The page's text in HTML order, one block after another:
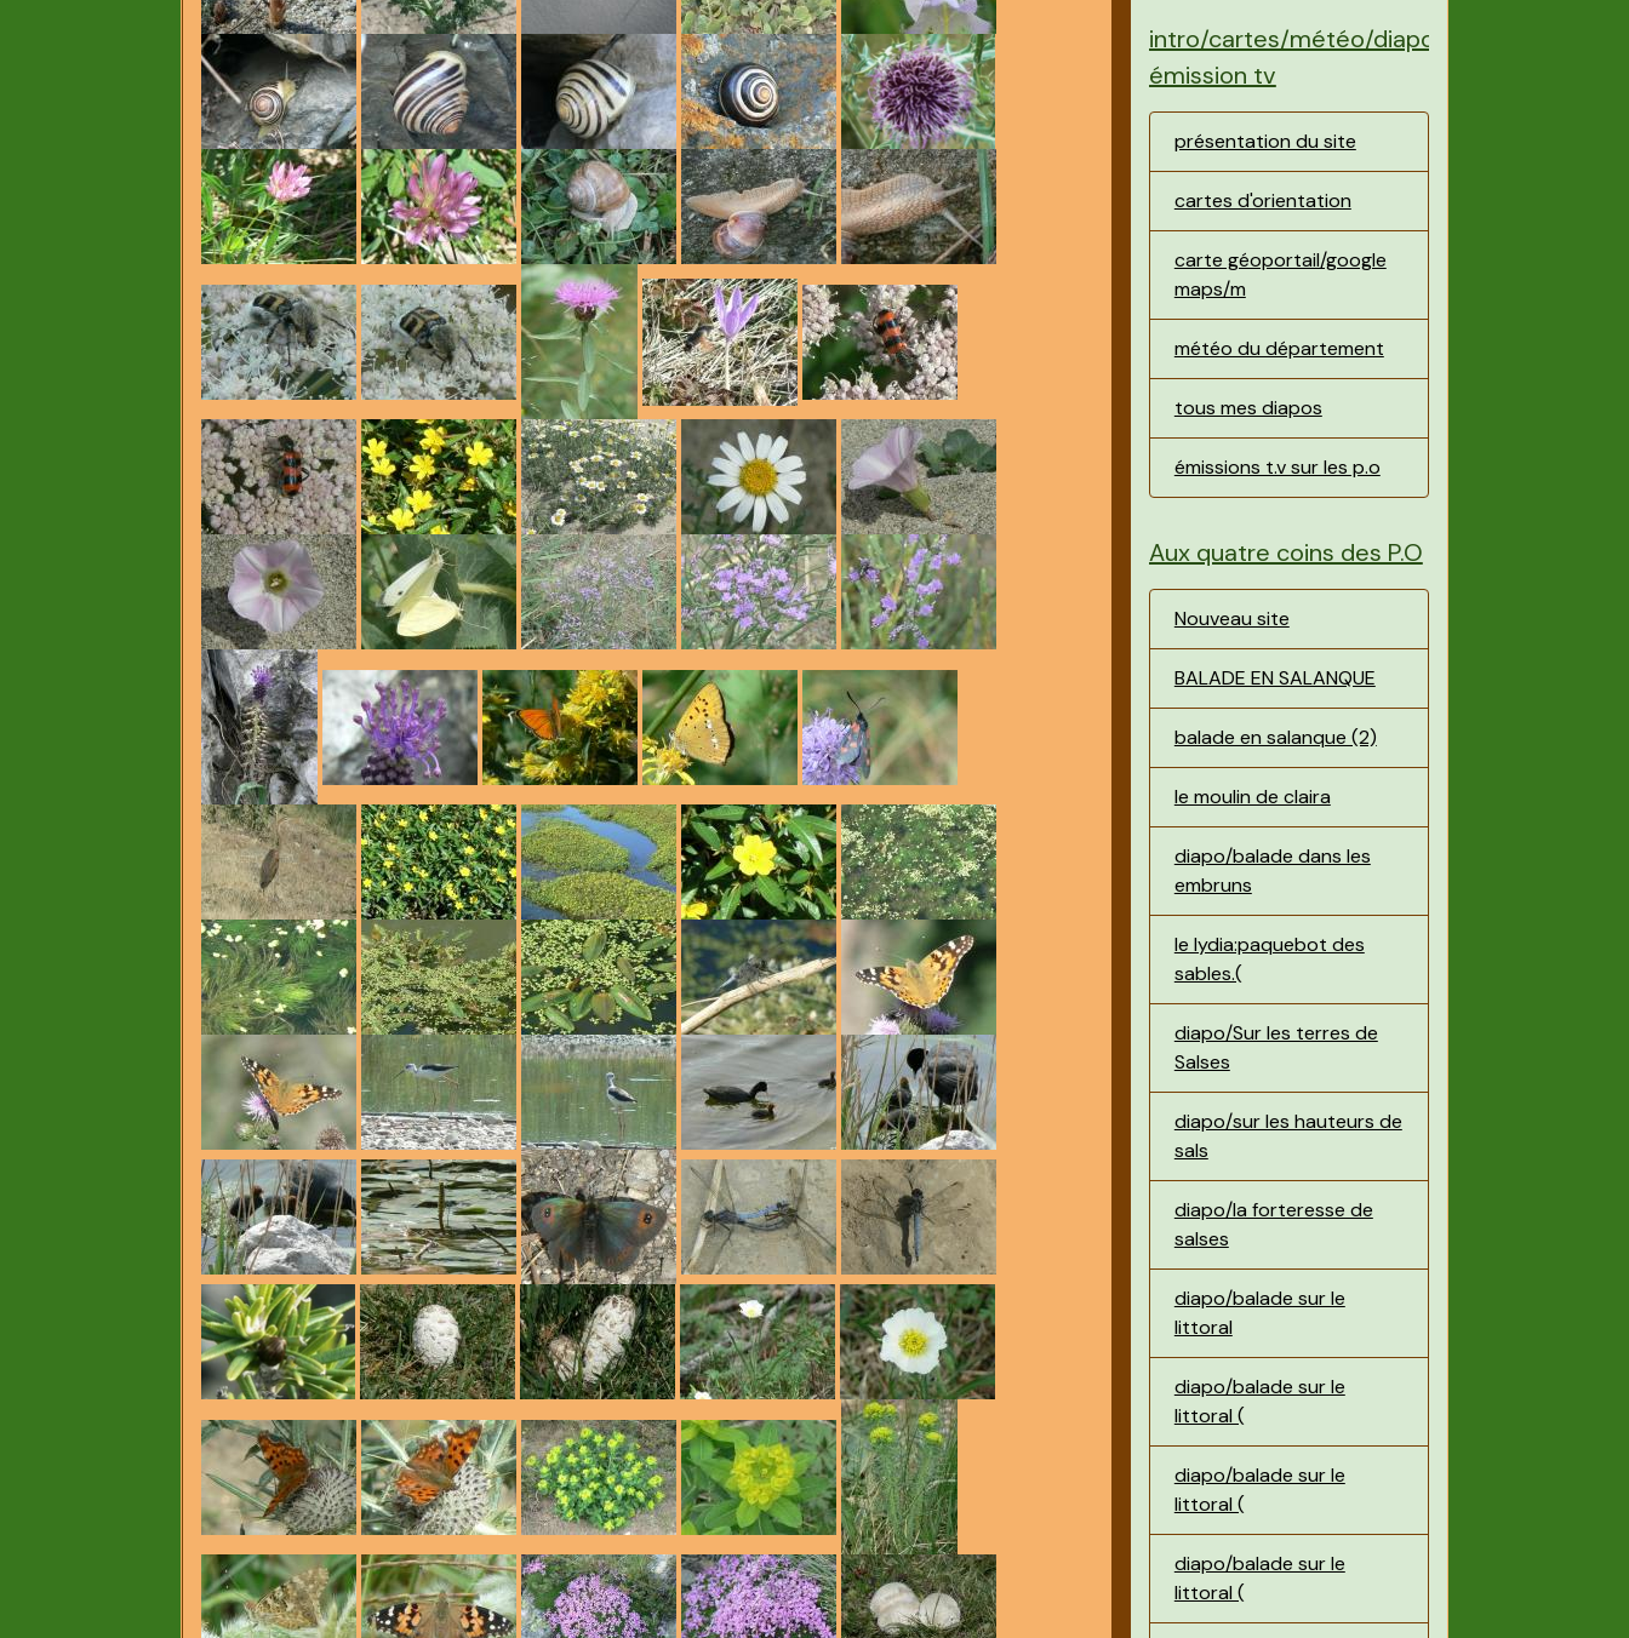
intro/cartes/météo/diapos/
émission tv
présentation du site
cartes d'orientation
carte géoportail/google
maps/m
météo du département
tous mes diapos
émissions t.v sur les p.o
Aux quatre coins des P.O
Nouveau site
BALADE EN SALANQUE
balade en salanque (2)
le moulin de claira
diapo/balade dans les
embruns
le lydia:paquebot des
sables.(
diapo/Sur les terres de
Salses
diapo/sur les hauteurs de
sals
diapo/la forteresse de
salses
diapo/balade sur le
littoral
diapo/balade sur le
littoral (
diapo/balade sur le
littoral (
diapo/balade sur le
littoral (